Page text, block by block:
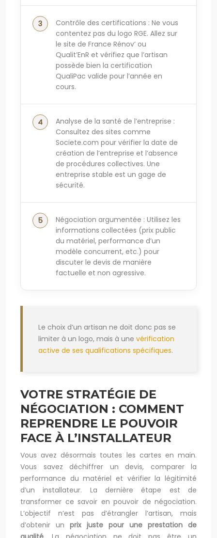
Contrôle des certifications : Ne vous
contentez pas du logo RGE. Allez sur
le site de France Rénov’ ou
Qualit’EnR et vérifiez que l’artisan
possède bien la certification
QualiPac valide pour l’année en
cours.
Analyse de la santé de l’entreprise :
Consultez des sites comme
Societe.com pour vérifier la date de
création de l’entreprise et l’absence
de procédures collectives. Une
entreprise stable est un gage de
sécurité.
Négociation argumentée : Utilisez les
informations collectées (prix public
du matériel, performance d’un
modèle concurrent, etc.) pour
discuter le devis de manière
factuelle et non agressive.
Le choix d’un artisan ne doit donc pas se
limiter à un logo, mais à une vérification
active de ses qualifications spécifiques.
VOTRE STRATÉGIE DE
NÉGOCIATION : COMMENT
REPRENDRE LE POUVOIR
FACE À L’INSTALLATEUR
Vous avez désormais toutes les cartes en main.
Vous savez déchiffrer un devis, comparer la
performance du matériel et vérifier la légitimité
d’un installateur. La dernière étape est de
transformer ce savoir en pouvoir de négociation.
L’objectif n’est pas d’étrangler l’artisan, mais
d’obtenir un prix juste pour une prestation de